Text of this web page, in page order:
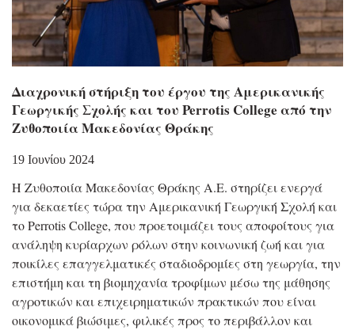
Διαχρονική στήριξη του έργου της Αμερικανικής
Γεωργικής Σχολής και του Perrotis College από την
Ζυθοποιία Μακεδονίας Θράκης
19 Ιουνίου 2024
Η Ζυθοποιία Μακεδονίας Θράκης Α.Ε. στηρίζει ενεργά
για δεκαετίες τώρα την Αμερικανική Γεωργική Σχολή και
το Perrotis College, που προετοιμάζει τους αποφοίτους για
ανάληψη κυρίαρχων ρόλων στην κοινωνική ζωή και για
ποικίλες επαγγελματικές σταδιοδρομίες στη γεωργία, την
επιστήμη και τη βιομηχανία τροφίμων μέσω της μάθησης
αγροτικών και επιχειρηματικών πρακτικών που είναι
οικονομικά βιώσιμες, φιλικές προς το περιβάλλον και